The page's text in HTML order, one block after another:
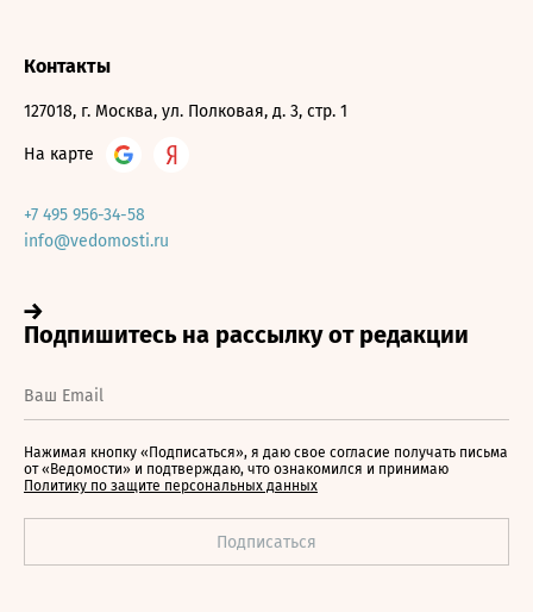
Контакты
127018, г. Москва, ул. Полковая, д. 3, стр. 1
На карте
+7 495 956-34-58
info@vedomosti.ru
Нажимая кнопку «Подписаться», я даю свое согласие получать письма
от «Ведомости» и подтверждаю, что ознакомился и принимаю
Политику по защите персональных данных